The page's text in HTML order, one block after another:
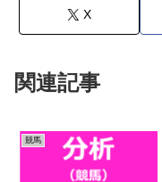
X
関連記事
競馬